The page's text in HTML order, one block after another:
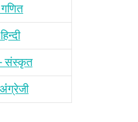
संस्‍कृत